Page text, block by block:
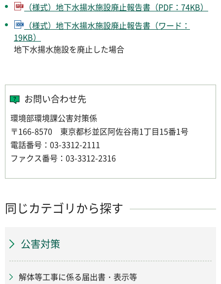
（様式）地下水揚水施設廃止報告書（PDF：74KB）
（様式）地下水揚水施設廃止報告書（ワード：
19KB）
地下水揚水施設を廃止した場合
お問い合わせ先
環境部環境課公害対策係
〒166-8570 東京都杉並区阿佐谷南1丁目15番1号
電話番号：03-3312-2111
ファクス番号：03-3312-2316
同じカテゴリから探す
公害対策
解体等工事に係る届出書・表示等